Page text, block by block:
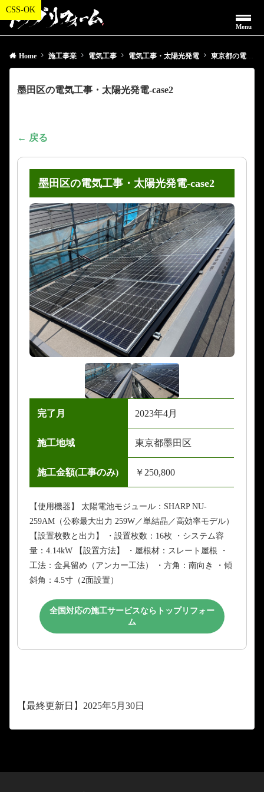
Menu
Home 施工事業 電気工事 電気工事・太陽光発電 東京都の電気工事・太陽光発電
墨田区の電気工事・太陽光発電-case2
← 戻る
墨田区の電気工事・太陽光発電-case2
完了月 2023年4月
施工地域 東京都墨田区
施工金額(工事のみ) ￥250,800
【使用機器】 太陽電池モジュール：SHARP NU-
259AM（公称最大出力 259W／単結晶／高効率モデル）
【設置枚数と出力】 ・設置枚数：16枚 ・システム容
量：4.14kW 【設置方法】 ・屋根材：スレート屋根 ・
工法：金具留め（アンカー工法） ・方角：南向き ・傾
斜角：4.5寸（2面設置）
全国対応の施工サービスならトップリフォー
ム
【最終更新日】2025年5月30日